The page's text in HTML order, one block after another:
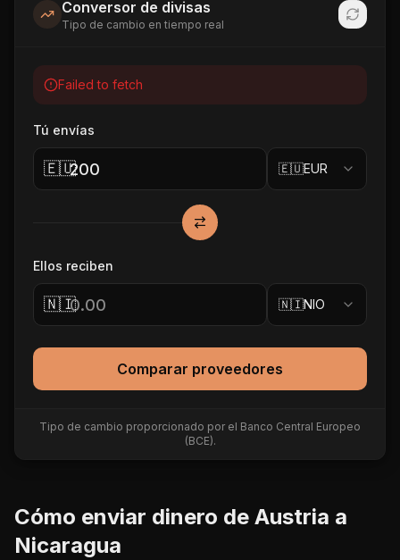
Conversor de divisas
Tipo de cambio en tiempo real
Failed to fetch
Tú envías
🇪🇺 🇪🇺EUR
Ellos reciben
🇳🇮 🇳🇮NIO
Comparar proveedores
Tipo de cambio proporcionado por el Banco Central Europeo
(BCE).
Cómo enviar dinero de Austria a
Nicaragua